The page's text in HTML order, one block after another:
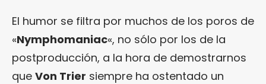
El humor se filtra por muchos de los poros de
«Nymphomaniac«, no sólo por los de la
postproducción, a la hora de demostrarnos
que Von Trier siempre ha ostentado un